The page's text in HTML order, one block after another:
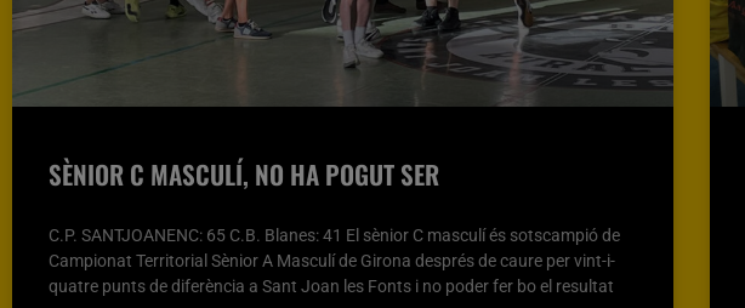
SÈNIOR C MASCULÍ, NO HA POGUT SER
C.P. SANTJOANENC: 65 C.B. Blanes: 41 El sènior C masculí és sotscampió de
Campionat Territorial Sènior A Masculí de Girona després de caure per vint-i-
quatre punts de diferència a Sant Joan les Fonts i no poder fer bo el resultat